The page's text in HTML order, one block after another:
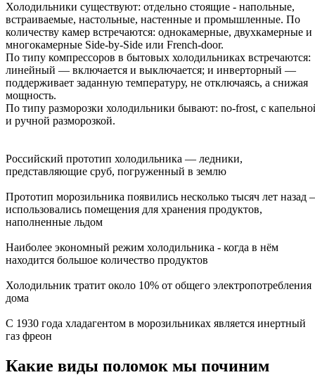
Холодильники существуют: отдельно стоящие - напольные,
встраиваемые, настольные, настенные и промышленные. По
количеству камер встречаются: однокамерные, двухкамерные и
многокамерные Side-by-Side или French-door.
По типу компрессоров в бытовых холодильниках встречаются:
линейный — включается и выключается; и инверторный —
поддерживает заданную температуру, не отключаясь, а снижая
мощность.
По типу разморозки холодильники бывают: no-frost, с
и ручной разморозкой.
Российский прототип холодильника — ледники,
представляющие сруб, погруженный в землю
Прототип морозильника появились несколько тысяч лет назад –
использовались помещения для хранения продуктов,
наполненные льдом
Наиболее экономный режим холодильника - когда в нём
находится большое количество продуктов
Холодильник тратит около 10% от общего электропотребления
дома
С 1930 года хладагентом в морозильниках является инертный
газ фреон
Какие виды поломок мы починим